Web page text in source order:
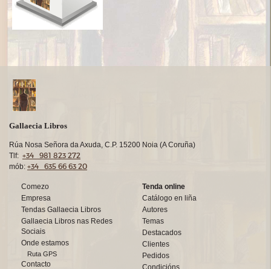
Gallaecia Libros
Rúa Nosa Señora da Axuda, C.P. 15200 Noia (A Coruña)
Tlf: +34 981 823 272
mób: +34 635 66 63 20
Comezo
Empresa
Tendas Gallaecia Libros
Gallaecia Libros nas Redes
Sociais
Onde estamos
Ruta GPS
Contacto
Tenda online
Catálogo en liña
Autores
Temas
Destacados
Clientes
Pedidos
Condicións